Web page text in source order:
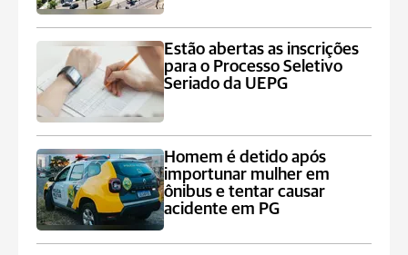
Estão abertas as inscrições
para o Processo Seletivo
Seriado da UEPG
Homem é detido após
importunar mulher em
ônibus e tentar causar
acidente em PG